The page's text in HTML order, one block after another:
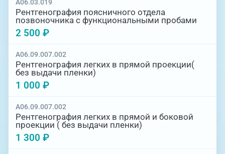
A06.03.019
Рентгенография поясничного отдела
позвоночника с функциональными пробами
2 500 ₽
A06.09.007.002
Рентгенография легких в прямой проекции(
без выдачи пленки)
1 000 ₽
A06.09.007.002
Рентгенография легких в прямой и боковой
проекции ( без выдачи пленки)
1 300 ₽